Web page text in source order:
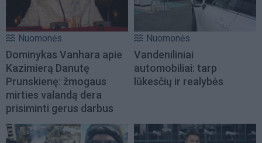
Nuomonės
Dominykas Vanhara apie
Kazimierą Danutę
Prunskienę: žmogaus
mirties valandą dera
prisiminti gerus darbus
Nuomonės
Vandeniliniai
automobiliai: tarp
lūkesčių ir realybės